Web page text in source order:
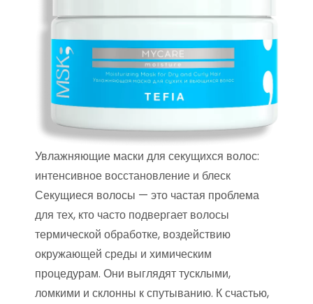
Увлажняющие маски для секущихся волос:
интенсивное восстановление и блеск
Секущиеся волосы — это частая проблема
для тех, кто часто подвергает волосы
термической обработке, воздействию
окружающей среды и химическим
процедурам. Они выглядят тусклыми,
ломкими и склонны к спутыванию. К счастью,